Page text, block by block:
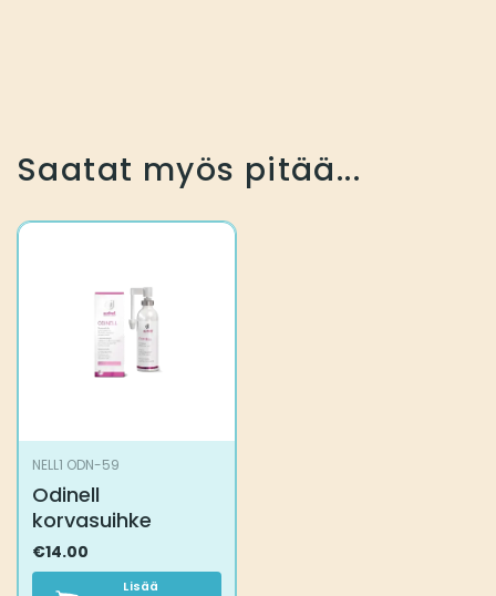
Saatat myös pitää...
NELL1 ODN-59
Odinell
korvasuihke
€14.00
Lisää